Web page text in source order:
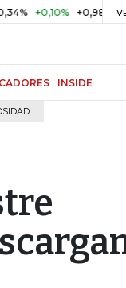
+0,98% UVR
INSIDE